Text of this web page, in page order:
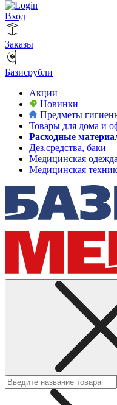
Вход
Заказы
Базисрубли
Акции
Новинки
Предметы
Товары для дома и
Расходные
Дез.средства, баки
Медицинская одежда
Медицинская